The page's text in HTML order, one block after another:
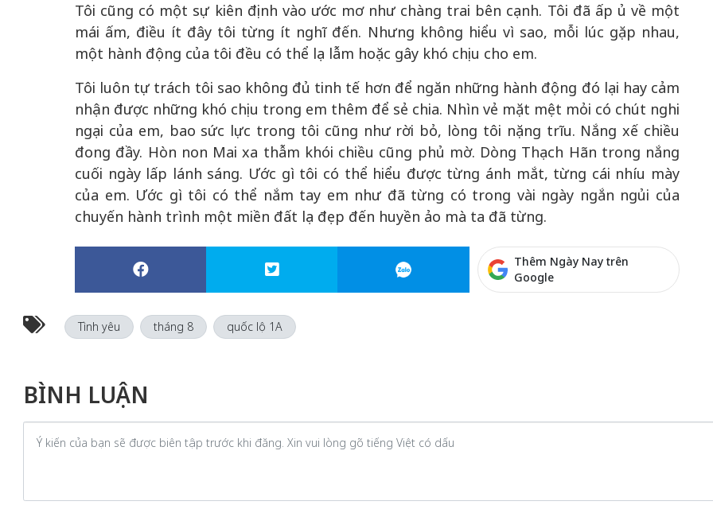
Tôi cũng có một sự kiên định vào ước mơ như chàng trai bên cạnh. Tôi đã ấp ủ về một
mái ấm, điều ít đây tôi từng ít nghĩ đến. Nhưng không hiểu vì sao, mỗi lúc gặp nhau,
một hành động của tôi đều có thể lạ lẫm hoặc gây khó chịu cho em.
Tôi luôn tự trách tôi sao không đủ tinh tế hơn để ngăn những hành động đó lại hay cảm
nhận được những khó chịu trong em thêm để sẻ chia. Nhìn vẻ mặt mệt mỏi có chút nghi
ngại của em, bao sức lực trong tôi cũng như rời bỏ, lòng tôi nặng trĩu. Nắng xế chiều
đong đầy. Hòn non Mai xa thẫm khói chiều cũng phủ mờ. Dòng Thạch Hãn trong nắng
cuối ngày lấp lánh sáng. Ước gì tôi có thể hiểu được từng ánh mắt, từng cái nhíu mày
của em. Ước gì tôi có thể nắm tay em như đã từng có trong vài ngày ngắn ngủi của
chuyến hành trình một miền đất lạ đẹp đến huyền ảo mà ta đã từng.
Thêm Ngày Nay trên
Google
Tình yêu tháng 8 quốc lộ 1A
BÌNH LUẬN